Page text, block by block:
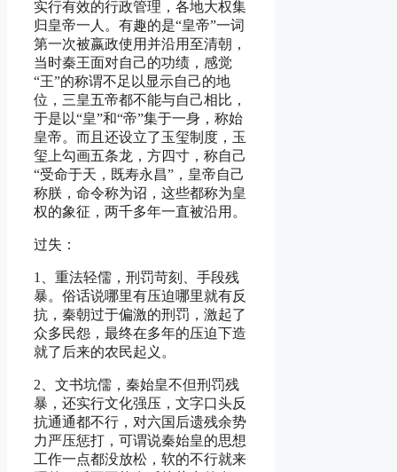
实行有效的行政管理，各地大权集
归皇帝一人。有趣的是“皇帝”一词
第一次被嬴政使用并沿用至清朝，
当时秦王面对自己的功绩，感觉
“王”的称谓不足以显示自己的地
位，三皇五帝都不能与自己相比，
于是以“皇”和“帝”集于一身，称始
皇帝。而且还设立了玉玺制度，玉
玺上勾画五条龙，方四寸，称自己
“受命于天，既寿永昌”，皇帝自己
称朕，命令称为诏，这些都称为皇
权的象征，两千多年一直被沿用。
过失：
1、重法轻儒，刑罚苛刻、手段残
暴。俗话说哪里有压迫哪里就有反
抗，秦朝过于偏激的刑罚，激起了
众多民怨，最终在多年的压迫下造
就了后来的农民起义。
2、文书坑儒，秦始皇不但刑罚残
暴，还实行文化强压，文字口头反
抗通通都不行，对六国后遗残余势
力严压惩打，可谓说秦始皇的思想
工作一点都没放松，软的不行就来